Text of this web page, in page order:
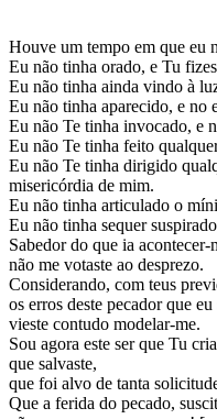
Houve um tempo em que eu
Eu não tinha orado, e Tu
Eu não tinha ainda vindo à
Eu não tinha aparecido, e no
Eu não Te tinha invocado, e
Eu não Te tinha feito
Eu não Te tinha dirigido
misericórdia de mim.
Eu não tinha articulado o
Eu não tinha sequer
Sabedor do que ia acontecer-
não me votaste ao desprezo.
Considerando, com teus
os erros deste pecador que eu
vieste contudo modelar-me.
Sou agora este ser que Tu
que salvaste,
que foi alvo de tanta
Que a ferida do pecado,